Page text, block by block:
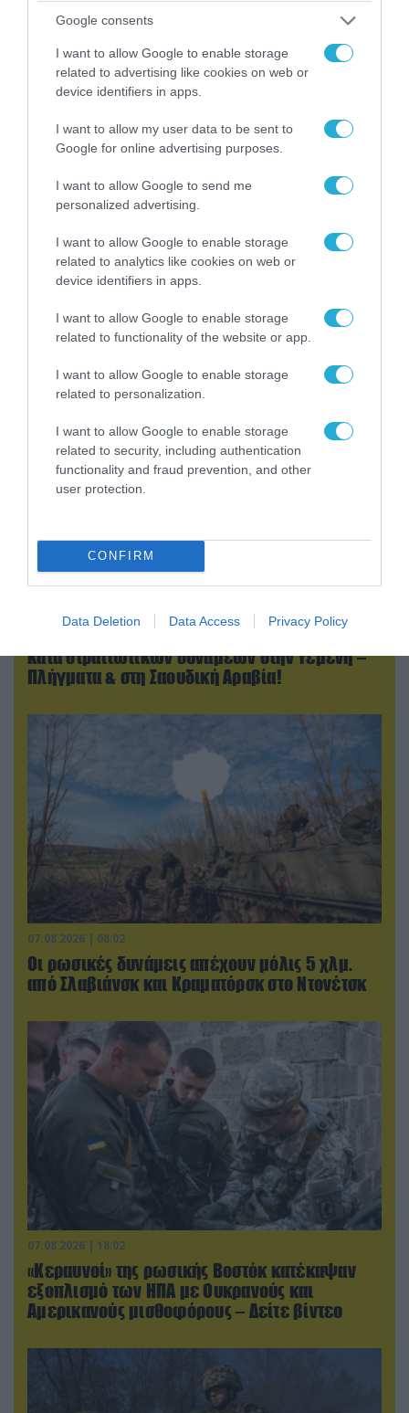
Google consents
I want to allow Google to enable storage
related to advertising like cookies on web or
device identifiers in apps.
I want to allow my user data to be sent to
Google for online advertising purposes.
I want to allow Google to send me
personalized advertising.
I want to allow Google to enable storage
related to analytics like cookies on web or
device identifiers in apps.
I want to allow Google to enable storage
related to functionality of the website or app.
I want to allow Google to enable storage
related to personalization.
I want to allow Google to enable storage
related to security, including authentication
functionality and fraud prevention, and other
user protection.
CONFIRM
Data Deletion Data Access Privacy Policy
δένδρα! (βίντεο)
07.08.2026 | 16:02
Κ.Τσίγκας για νέα Canadair DHC-515: «Θα
πετούν τη νύχτα αλλά δεν θα πραγματοποιούν
κατά στρατιωτικών δυνάμεων στην Υεμένη –
Πλήγματα & στη Σαουδική Αραβία!
07.08.2026 | 08:02
Οι ρωσικές δυνάμεις απέχουν μόλις 5 χλμ.
από Σλαβιάνσκ και Κραματόρσκ στο Ντονέτσκ
07.08.2026 | 18:02
«Κεραυνοί» της ρωσικής Βοστόκ κατέκαψαν
εξοπλισμό των ΗΠΑ με Ουκρανούς και
Αμερικανούς μισθοφόρους – Δείτε βίντεο